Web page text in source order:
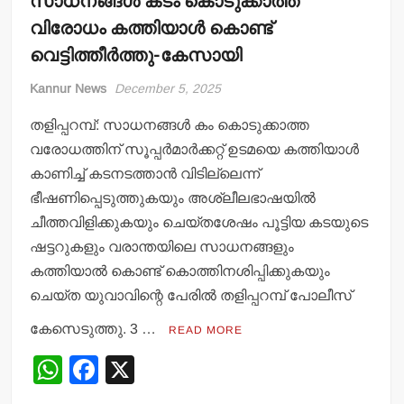
വിരോധം കത്തിയാള്‍ കൊണ്ട്
വെട്ടിത്തീര്‍ത്തു-കേസായി
Kannur News December 5, 2025
തളിപ്പറമ്പ്: സാധനങ്ങള്‍ കം കൊടുക്കാത്ത
വരോധത്തിന് സൂപ്പര്‍മാര്‍ക്കറ്റ് ഉടമയെ കത്തിയാള്‍
കാണിച്ച് കടനടത്താന്‍ വിടില്ലെന്ന്
ഭീഷണിപ്പെടുത്തുകയും അശ്ലീലഭാഷയില്‍
ചീത്തവിളിക്കുകയും ചെയ്തശേഷം പൂട്ടിയ കടയുടെ
ഷട്ടറുകളും വരാന്തയിലെ സാധനങ്ങളും
കത്തിയാല്‍ കൊണ്ട് കൊത്തിനശിപ്പിക്കുകയും
ചെയ്ത യുവാവിന്റെ പേരില്‍ തളിപ്പറമ്പ് പോലീസ്
കേസെടുത്തു. 3 … READ MORE
W
F